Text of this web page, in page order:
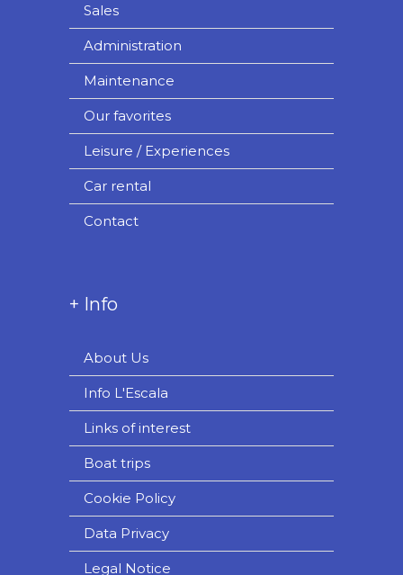
Sales
Administration
Maintenance
Our favorites
Leisure / Experiences
Car rental
Contact
+ Info
About Us
Info L'Escala
Links of interest
Boat trips
Cookie Policy
Data Privacy
Legal Notice